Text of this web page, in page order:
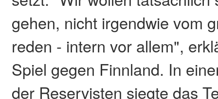
gehen, nicht irgendwie vom
reden - intern vor allem",
Spiel gegen Finnland. In
der Reservisten siegte das